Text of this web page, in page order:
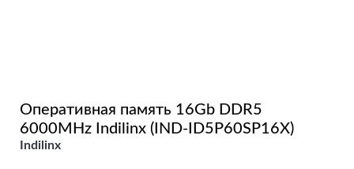
Оперативная память 16Gb DDR5
6000MHz Indilinx (IND-ID5P60SP16X)
Indilinx